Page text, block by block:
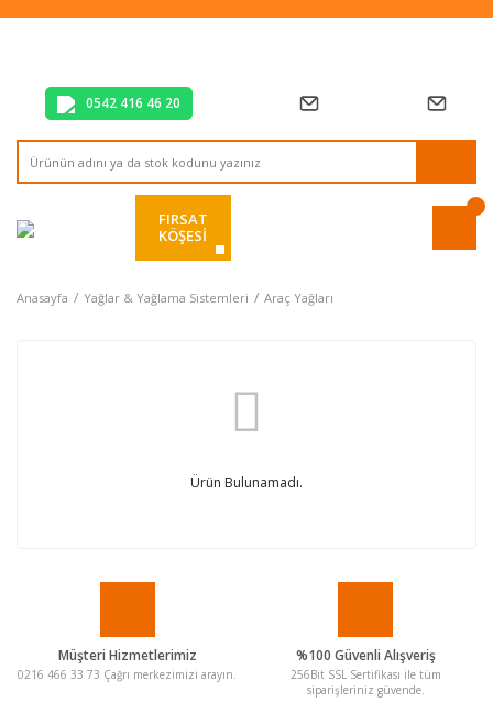
Tüm Alışverişlerde Vade Farksız 2 Taksit!
0542 416 46 20
FIRSAT
KÖŞESİ
Anasayfa Yağlar & Yağlama Sistemleri Araç Yağları
Ürün Bulunamadı.
Müşteri Hizmetlerimiz
0216 466 33 73 Çağrı merkezimizi arayın.
%100 Güvenli Alışveriş
256Bit SSL Sertifikası ile tüm
siparişleriniz güvende.